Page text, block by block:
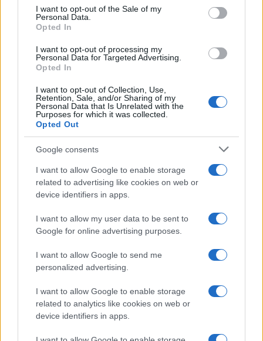
services and may gather and store information including but
not limited to your visit or usage behaviour. You may click to
grant or deny consent to Google and its third-party tags to
consent section.
I want to opt-out of the Sale of my
Personal Data.
Opted In
I want to opt-out of processing my
Personal Data for Targeted Advertising.
Opted In
I want to opt-out of Collection, Use,
Retention, Sale, and/or Sharing of my
Personal Data that Is Unrelated with the
Purposes for which it was collected.
Opted Out
Google consents
I want to allow Google to enable storage
related to advertising like cookies on web or
device identifiers in apps.
I want to allow my user data to be sent to
Google for online advertising purposes.
I want to allow Google to send me
personalized advertising.
I want to allow Google to enable storage
related to analytics like cookies on web or
device identifiers in apps.
Antica Fiera dell’Assunta di Viconovo:
CHI
SIAMO
PARTNERSHIP E
ACCREDITAMENTI
© 2026 - VOLOSCONTATO CONSIGLI E DIARI DI VIAGGIO - P.IVA
04827280654 – TESTATA REGISTRATA AL TRIBUNALE DI NOCERA
INFERIORE N. 3/2026 – REG. N. 1894/2026 ISCRIZIONE AL ROC N.
35792 – ISCRITTA ALL’ANSO (ASSOCIAZIONE NAZIONALE STAMPA